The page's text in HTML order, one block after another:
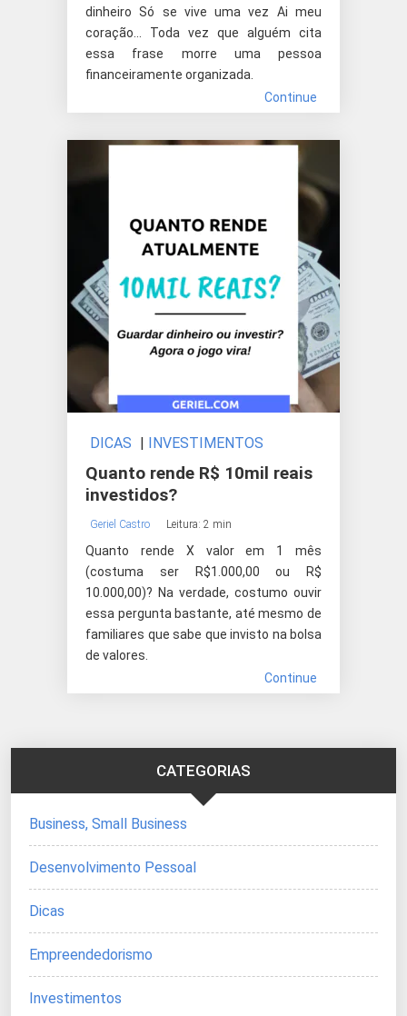
dinheiro Só se vive uma vez Ai meu
coração... Toda vez que alguém cita
essa frase morre uma pessoa
financeiramente organizada.
Continue
DICAS | INVESTIMENTOS
Quanto rende R$ 10mil reais
investidos?
Geriel Castro Leitura: 2 min
Quanto rende X valor em 1 mês
(costuma ser R$1.000,00 ou R$
10.000,00)? Na verdade, costumo ouvir
essa pergunta bastante, até mesmo de
familiares que sabe que invisto na bolsa
de valores.
Continue
CATEGORIAS
Business, Small Business
Desenvolvimento Pessoal
Dicas
Empreendedorismo
Investimentos